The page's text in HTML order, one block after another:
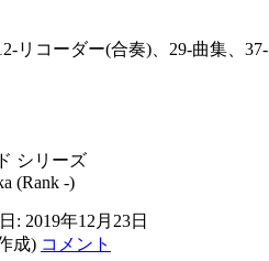
リコーダー(合奏)、29-曲集、37-
シリーズ
(Rank -)
2019年12月23日
成) コメント